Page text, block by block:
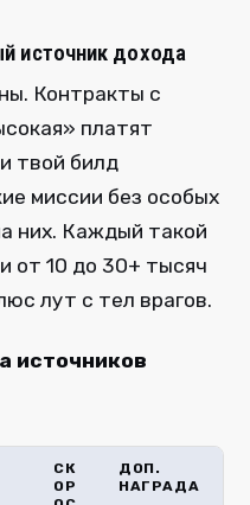
источник дохода
Контракты с
платят
твой билд
миссии без особых
них. Каждый такой
от 10 до 30+ тысяч
лут с тел врагов.
источников
СК
ОР
ДОП.
НАГРАДА